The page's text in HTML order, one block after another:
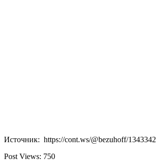
Источник: https://cont.ws/@bezuhoff/1343342
Post Views: 750